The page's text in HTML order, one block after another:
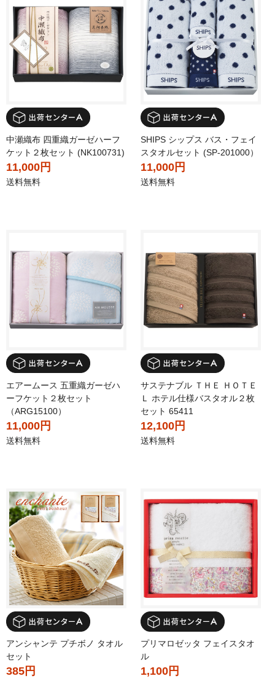
中瀬織布 四重織ガーゼハーフ
ケット２枚セット (NK100731)
11,000円
送料無料
SHIPS シップス バス・フェイ
スタオルセット (SP-201000）
11,000円
送料無料
エアームース 五重織ガーゼハ
ーフケット２枚セット
（ARG15100）
11,000円
送料無料
サステナブル ＴＨＥ ＨＯＴＥ
Ｌ ホテル仕様バスタオル２枚
セット 65411
12,100円
送料無料
アンシャンテ プチボノ タオル
セット
385円
プリマロゼッタ フェイスタオ
ル
1,100円